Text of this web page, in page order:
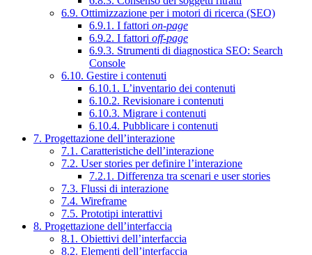
6.9. Ottimizzazione per i motori di ricerca (SEO)
6.9.1. I fattori on-page
6.9.2. I fattori off-page
6.9.3. Strumenti di diagnostica SEO: Search
Console
6.10. Gestire i contenuti
6.10.1. L’inventario dei contenuti
6.10.2. Revisionare i contenuti
6.10.3. Migrare i contenuti
6.10.4. Pubblicare i contenuti
7. Progettazione dell’interazione
7.1. Caratteristiche dell’interazione
7.2. User stories per definire l’interazione
7.2.1. Differenza tra scenari e user stories
7.3. Flussi di interazione
7.4. Wireframe
7.5. Prototipi interattivi
8. Progettazione dell’interfaccia
8.1. Obiettivi dell’interfaccia
8.2. Elementi dell’interfaccia